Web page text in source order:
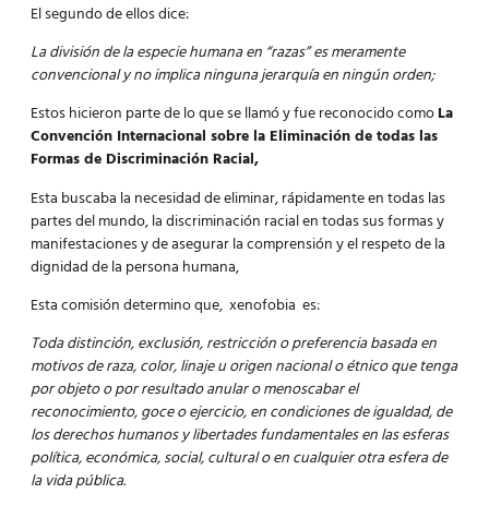
El segundo de ellos dice:
La división de la especie humana en “razas” es meramente
convencional y no implica ninguna jerarquía en ningún orden;
Estos hicieron parte de lo que se llamó y fue reconocido comoLa
Convención Internacional sobre la Eliminación de todas las
Formas de Discriminación Racial,
Esta buscaba la necesidad de eliminar, rápidamente en todas las
partes del mundo, la discriminación racial en todas sus formas y
manifestaciones y de asegurar la comprensión y el respeto de la
dignidad de la persona humana,
Esta comisión determino que, xenofobia es:
Toda distinción, exclusión, restricción o preferencia basada en
motivos de raza, color, linaje u origen nacional o étnico que tenga
por objeto o por resultado anular o menoscabar el
reconocimiento, goce o ejercicio, en condiciones de igualdad, de
los derechos humanos y libertades fundamentales en las esferas
política, económica, social, cultural o en cualquier otra esfera de
la vida pública.